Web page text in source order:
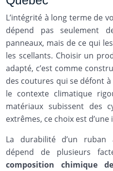
L’intégrité à long terme de
dépend pas seulement
panneaux, mais de ce qui
les scellants. Choisir un
adapté, c’est comme
des coutures qui se défont
le contexte climatique
matériaux subissent des
extrêmes, ce choix est
La durabilité d’un ruban
dépend de plusieurs
composition chimique